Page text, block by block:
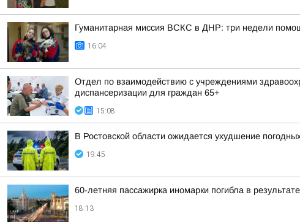
Гуманитарная миссия ВСКС в ДНР: три недели
16:04
Отдел по взаимодействию с учреждениями
диспансеризации для граждан 65+
15:08
В Ростовской области ожидается ухудшение
19:45
60-летняя пассажирка иномарки погибла в
18:13